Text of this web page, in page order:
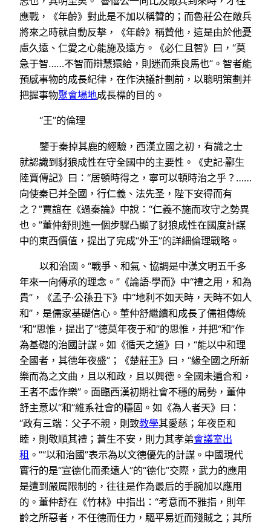
應戰，《年齡》對此是不加以稱贊的；而魯莊公在敵兵
將來之時就自動反擊，《年齡》稱贊他，這是由於他憂
慮久遠、仁愛之心能施及遠方。《必仁且智》曰，“莫
急于智……不智而辯慧獧給，則迷而乘良馬也”。智者能
預感事物的成長紀律，在作決議計劃前，以聰明策劃并
把握事物聚會場地成長標的目的。
“王”的倫理
鑒于秦掉其鹿的經驗，西漢立國之初，有識之士
就認識到豺狼成性在守全國中的主要性。《史記·酈生
陸賈傳記》曰：“居頓時得之，寧可以頓時治之乎？……
向使秦已并全國，行仁義、法先圣，陛下安得而有
之？”賈誼在《過秦論》中說：“仁義不施而攻守之勢異
也。”董仲舒則進一個步驟凸顯了豺狼成性在國度計謀
中的東西價值，提出了完成“外王”的詳細倫理戰略。
以和治國。“戰爭、和氣、協調是中漢文明五千多
年來一向傳承的理念。”《論語·學而》中“禮之用，和為
貴”，《孟子·公孫丑下》中“地利不如天時，天時不如人
和”，是儒家基礎信心。董仲舒繼續和成長了儒祖傳統
“和”思惟，提出了“德莫年夜于和”的思惟，并把“和”作
為基礎的治國計謀。如《循天之道》曰，“能以中和理
全國者，其德年夜盛”；《楚莊王》曰，“緣全國之所新
樂而為之文曲，且以和政，且以興德。全國未遍合和，
王者不虛作樂”。面臨西漢初期社會不穩的局勢，董仲
舒主意以“和”維系社會的穩固。如《為人者天》曰：
“政有三端：父子不親，則致教學其愛慈；年夜臣和
睦，則敬順其禮；蒼生不安，則力其孝弟會議室出
租 。”“以和治國”表示為以文德優先的計謀。中國現代
實行的是“宣德化而柔遠人”的“德化”交際，武力的應用
是遭到嚴厲限制的，往往是作為最后的手腕加以應用
的。董仲舒在《竹林》中指出：“考意而不雅指，則年
齡之所惡者，不任德而任力，驅平易近而殘賊之；其所